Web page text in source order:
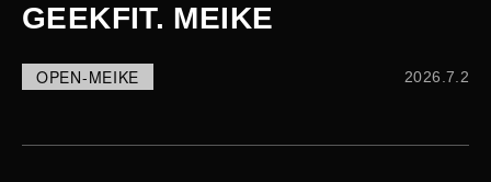
MEIKE
SEIRO
GEEKFIT. MEIKE
OPEN-MEIKE 2026.7.2